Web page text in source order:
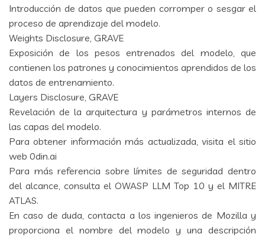
Introducción de datos que pueden corromper o sesgar el
proceso de aprendizaje del modelo.
Weights Disclosure, GRAVE
Exposición de los pesos entrenados del modelo, que
contienen los patrones y conocimientos aprendidos de los
datos de entrenamiento.
Layers Disclosure, GRAVE
Revelación de la arquitectura y parámetros internos de
las capas del modelo.
Para obtener información más actualizada, visita el sitio
web 0din.ai
Para más referencia sobre límites de seguridad dentro
del alcance, consulta el OWASP LLM Top 10 y el MITRE
ATLAS.
En caso de duda, contacta a los ingenieros de Mozilla y
proporciona el nombre del modelo y una descripción